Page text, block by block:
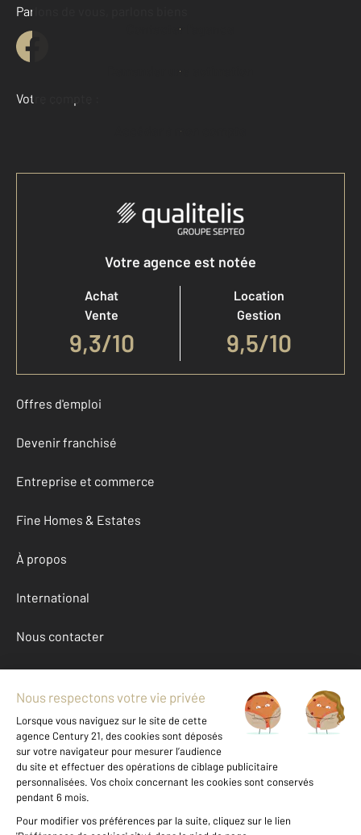
Contacter l'agence
Demander une estimation
Parlons de vous, parlons biens
Votre compte :
Accéder à mon compte
Votre agence est notée
Achat
Vente
9,3/10
Location
Gestion
9,5/10
Offres d'emploi
Devenir franchisé
Entreprise et commerce
Fine Homes & Estates
À propos
International
Nous contacter
Mentions légales & CGU et Barèmes d'honoraires
Données personnelles
Gestionnaire des cookies
Achat appartement autour de ANDERNOS LES BAINS (33510)